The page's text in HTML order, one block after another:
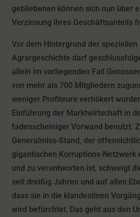
gebliebenen können sich nun über
Verzinsung ihres Geschäftsanteils
Vor dem Hintergrund der speziellen
Agrargeschichte darf
allein im vorliegenden Fall
von mehr als 700 Mitgliedern
weniger Profiteure verhökert
Einführung der Marktwirtschaft in
fadenscheiniger Vorwand benutzt.
Generalmiss-Stand, der
gigantischen Korruptions-Netzwerk
und zu verantworten ist, schweigt
seit dreißig Jahren und auf allen
dass sie in die klandestinen
wird befürchtet. Das geht aus den